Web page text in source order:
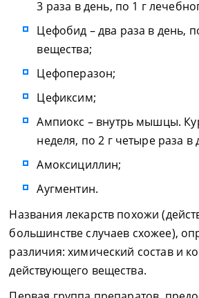
3 раза в день, по 1 г
Цефобид – два раза в день,
вещества;
Цефоперазон;
Цефиксим;
Ампиокс – внутрь мышцы.
неделя, по 2 г четыре раза в
Амоксициллин;
Аугментин.
Названия лекарств похожи
большинстве случаев схожее),
различия: химический состав и
действующего вещества.